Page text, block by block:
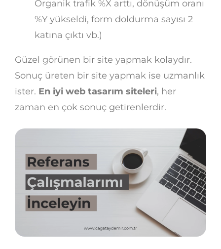
Organik trafik %X arttı, dönüşüm oranı
%Y yükseldi, form doldurma sayısı 2
katına çıktı vb.)
Güzel görünen bir site yapmak kolaydır.
Sonuç üreten bir site yapmak ise uzmanlık
ister. En iyi web tasarım siteleri, her
zaman en çok sonuç getirenlerdir.